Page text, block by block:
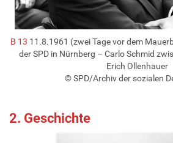
B 13 11.8.1961 (zwei Tage vor dem
der SPD in Nürnberg – Carlo Schmid
Erich Ollenhauer
© SPD/Archiv der sozialen
2. Geschichte